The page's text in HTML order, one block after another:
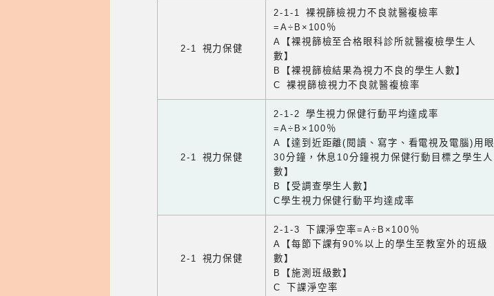
2-1 視力保健
2-1-1 裸視篩檢視力不良就醫複檢率
=A÷B×100％
A【裸視篩檢至合格眼科診所就醫複檢學生人
數】
B【裸視篩檢結果為視力不良的學生人數】
C 裸視篩檢視力不良就醫複檢率
2-1 視力保健
2-1-2 學生視力保健行動平均達成率
=A÷B×100％
A【達到近距離(閱讀、寫字、看電視及電腦)用眼
30分鐘，休息10分鐘視力保健行動目標之學生人
數】
B【受調查學生人數】
C學生視力保健行動平均達成率
2-1 視力保健
2-1-3 下課淨空率=A÷B×100％
A【每節下課有90%以上的學生至教室外的班級
數】
B【施測班級數】
C 下課淨空率